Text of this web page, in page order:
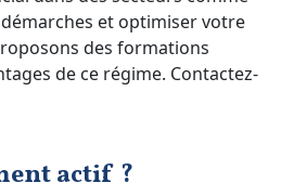
et optimiser votre
des formations
de ce régime. Contactez-
actif ?